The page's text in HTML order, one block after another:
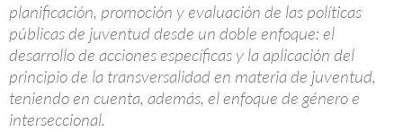
planificación, promoción y evaluación de las políticas
públicas de juventud desde un doble enfoque: el
desarrollo de acciones específicas y la aplicación del
principio de la transversalidad en materia de juventud,
teniendo en cuenta, además, el enfoque de género e
interseccional.